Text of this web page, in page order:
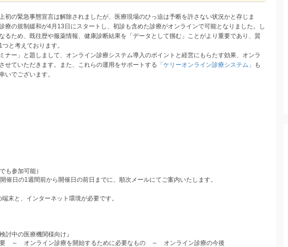
の緊急事態宣言は解除されましたが、医療現場のひっ迫は予断を許さない状況かと存じま
の規制緩和が4月13日にスタートし、初診も含めた診療がオンラインで可能となりました。し
るため、既往歴や服薬情報、健康診断結果を「データとして掴む」ことがより重要であり、質
と考えております。
ー」と題しまして、オンライン診療システム導入のポイントと経営にもらたす効果、オンラ
せていただきます。また、これらの運用をサポートする 「ケリーオンライン診療システム」
も
いでございます。
も参加可能）
催日の1週間前から開催日の前日までに、順次メールにてご案内いたします。
末と、インターネット環境が必要です。
討中の医療機関様向け』
要 ～ オンライン診療を開始するために必要なもの ～ オンライン診療の今後